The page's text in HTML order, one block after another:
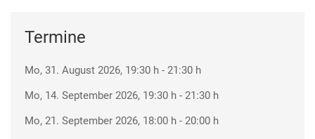
Termine
Mo, 31. August 2026, 19:30 h - 21:30 h
Mo, 14. September 2026, 19:30 h - 21:30 h
Mo, 21. September 2026, 18:00 h - 20:00 h